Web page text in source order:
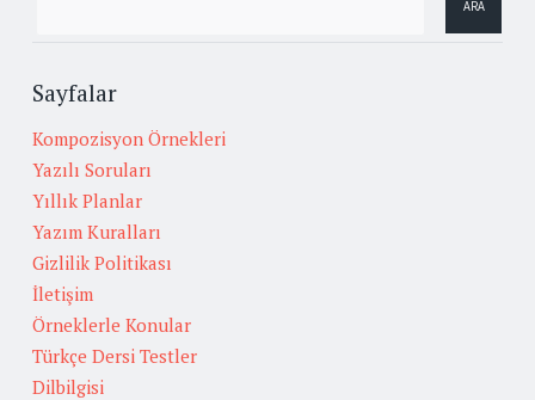
Sayfalar
Kompozisyon Örnekleri
Yazılı Soruları
Yıllık Planlar
Yazım Kuralları
Gizlilik Politikası
İletişim
Örneklerle Konular
Türkçe Dersi Testler
Dilbilgisi